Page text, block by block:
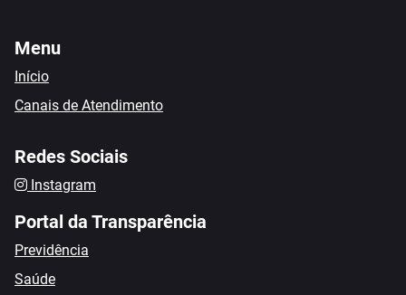
Menu
Início
Canais de Atendimento
Redes Sociais
Instagram
Portal da Transparência
Previdência
Saúde